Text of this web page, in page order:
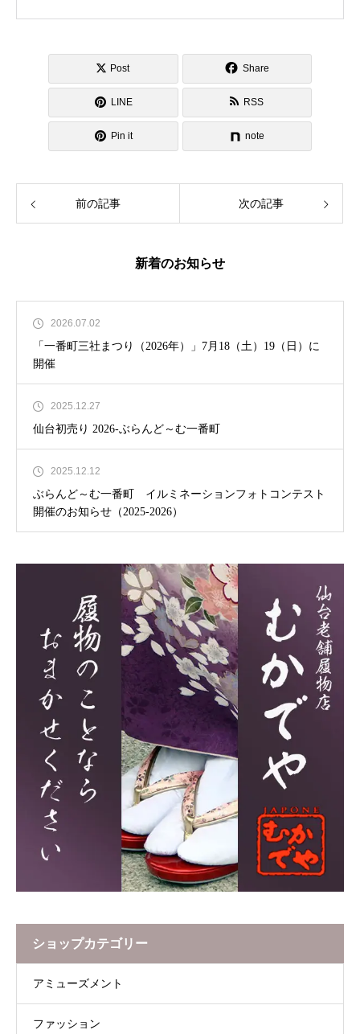
Post Share
LINE RSS
Pin it note
前の記事 次の記事
新着のお知らせ
2026.07.02
「一番町三社まつり（2026年）」7月18（土）19（日）に
開催
2025.12.27
仙台初売り 2026-ぶらんど～む一番町
2025.12.12
ぶらんど～む一番町 イルミネーションフォトコンテスト
開催のお知らせ（2025-2026）
ショップカテゴリー
アミューズメント
ファッション